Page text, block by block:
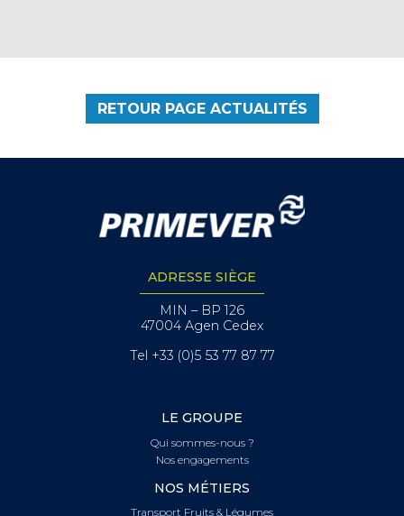
RETOUR PAGE ACTUALITÉS
ADRESSE SIÈGE
MIN – BP 126
47004 Agen Cedex
Tel +33 (0)5 53 77 87 77
LE GROUPE
Qui sommes-nous ?
Nos engagements
NOS MÉTIERS
Transport Fruits & Légumes